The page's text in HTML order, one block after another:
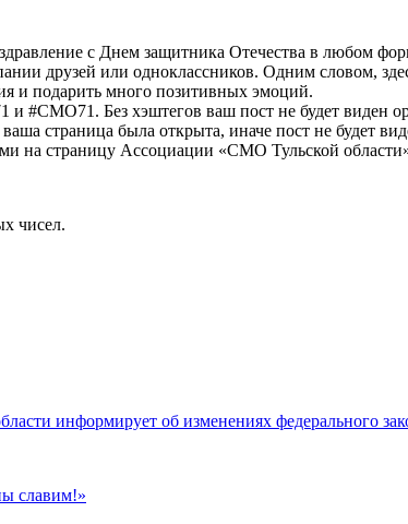
с Днем защитника Отечества в любом
друзей или одноклассников. Одним словом,
и подарить много позитивных эмоций.
и #СМО71. Без хэштегов ваш пост не будет виден
страница была открыта, иначе пост не будет
на страницу Ассоциации «СМО Тульской
чисел.
информирует об изменениях федерального
славим!»